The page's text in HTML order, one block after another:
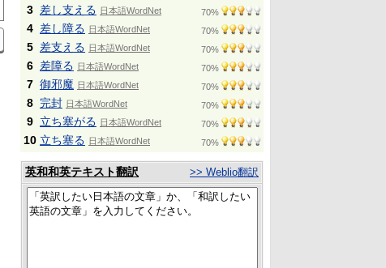
3 差し支える 日本語WordNet 70%
4 差し障る 日本語WordNet 70%
5 差支える 日本語WordNet 70%
6 差障る 日本語WordNet 70%
7 御邪魔 日本語WordNet 70%
8 完封 日本語WordNet 70%
9 立ち塞がる 日本語WordNet 70%
10 立ち塞る 日本語WordNet 70%
英和和英テキスト翻訳 >> Weblio翻訳